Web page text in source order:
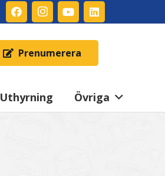
Prenumerera
Uthyrning Övriga